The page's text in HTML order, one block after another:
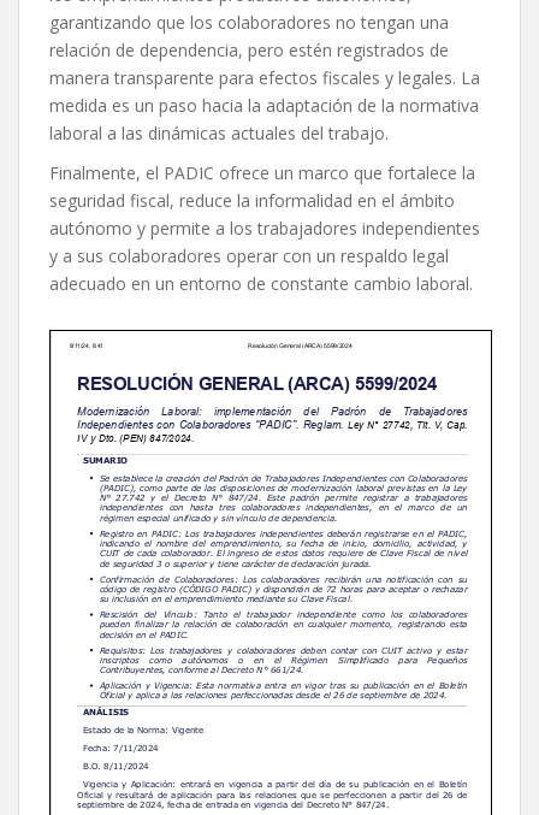
garantizando que los colaboradores no tengan una
relación de dependencia, pero estén registrados de
manera transparente para efectos fiscales y legales. La
medida es un paso hacia la adaptación de la normativa
laboral a las dinámicas actuales del trabajo.
Finalmente, el PADIC ofrece un marco que fortalece la
seguridad fiscal, reduce la informalidad en el ámbito
autónomo y permite a los trabajadores independientes
y a sus colaboradores operar con un respaldo legal
adecuado en un entorno de constante cambio laboral.